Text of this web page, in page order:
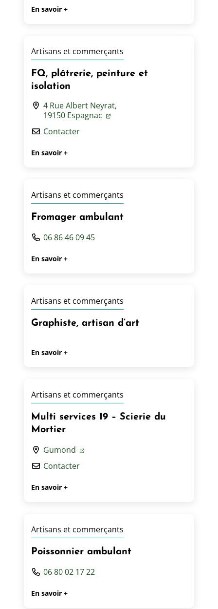
En savoir +
Artisans et commerçants
FQ, plâtrerie, peinture et
isolation
4 Rue Albert Neyrat,
19150 Espagnac
Contacter
En savoir +
Artisans et commerçants
Fromager ambulant
06 86 46 09 45
En savoir +
Artisans et commerçants
Graphiste, artisan d’art
En savoir +
Artisans et commerçants
Multi services 19 – Scierie du
Mortier
Gumond
Contacter
En savoir +
Artisans et commerçants
Poissonnier ambulant
06 80 02 17 22
En savoir +